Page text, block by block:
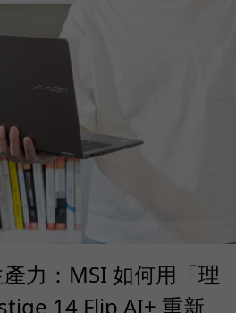
力：MSI 如何用「理
14 Flip AI+ 重新